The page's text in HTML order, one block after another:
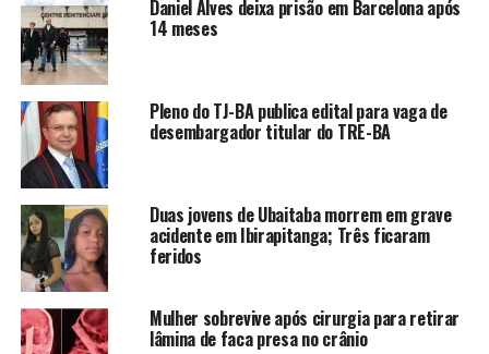
Daniel Alves deixa prisão em Barcelona após
14 meses
Pleno do TJ-BA publica edital para vaga de
desembargador titular do TRE-BA
Duas jovens de Ubaitaba morrem em grave
acidente em Ibirapitanga; Três ficaram
feridos
Mulher sobrevive após cirurgia para retirar
lâmina de faca presa no crânio